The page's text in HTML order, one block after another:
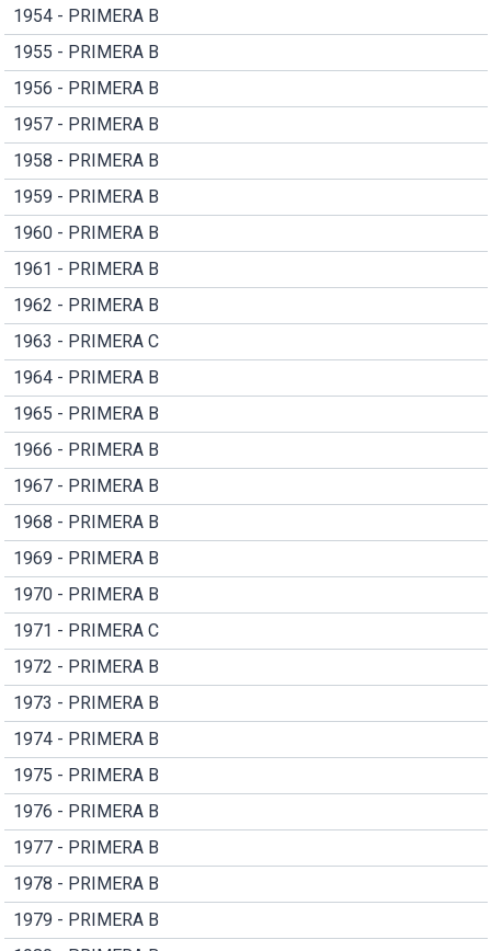
1954 - PRIMERA B
1955 - PRIMERA B
1956 - PRIMERA B
1957 - PRIMERA B
1958 - PRIMERA B
1959 - PRIMERA B
1960 - PRIMERA B
1961 - PRIMERA B
1962 - PRIMERA B
1963 - PRIMERA C
1964 - PRIMERA B
1965 - PRIMERA B
1966 - PRIMERA B
1967 - PRIMERA B
1968 - PRIMERA B
1969 - PRIMERA B
1970 - PRIMERA B
1971 - PRIMERA C
1972 - PRIMERA B
1973 - PRIMERA B
1974 - PRIMERA B
1975 - PRIMERA B
1976 - PRIMERA B
1977 - PRIMERA B
1978 - PRIMERA B
1979 - PRIMERA B